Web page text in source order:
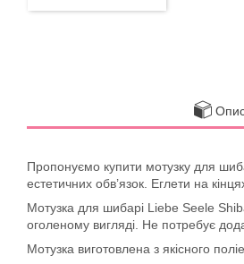
Пропонуємо купити мотузку для
естетичних обв’язок. Еглети на
Мотузка для шибарі Liebe Seele
оголеному вигляді. Не потребує
Мотузка виготовлена ​​з якісного